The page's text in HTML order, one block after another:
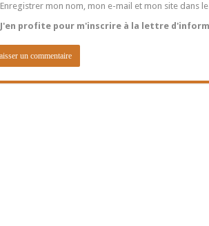
Enregistrer mon nom, mon e-mail et mon site dans
J'en profite pour m'inscrire à la lettre